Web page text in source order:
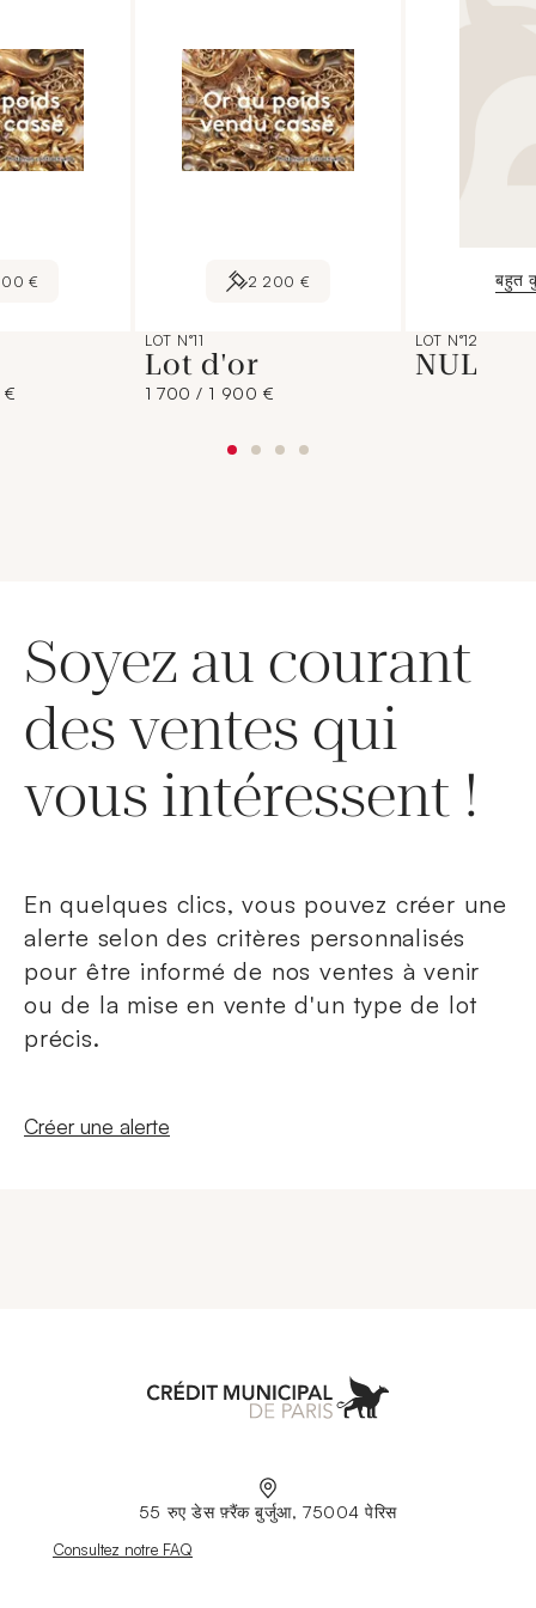
€ 2 200 €
LOT N°11
Lot d'or
1 700 / 1 900 €
बहुत
LOT N°12
NUL
Soyez au courant
des ventes qui
vous intéressent !
En quelques clics, vous pouvez créer une
alerte selon des critères personnalisés
pour être informé de nos ventes à venir
ou de la mise en vente d'un type de lot
précis.
Nouvelle fenêtre
Créer une alerte
55 रुए डेस फ़्रैंक बुर्जुआ, 75004 पेरिस
Nouvelle fenêtre
Consultez notre FAQ